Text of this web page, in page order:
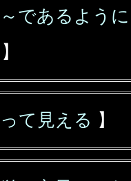
～であるよう
】
て見える 】